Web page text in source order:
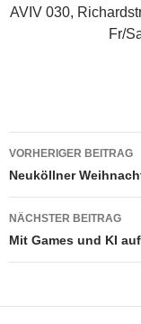
AVIV 030,
Fr/
VORHERIGER BEITRAG
Neuköllner
NÄCHSTER BEITRAG
Mit Games und KI